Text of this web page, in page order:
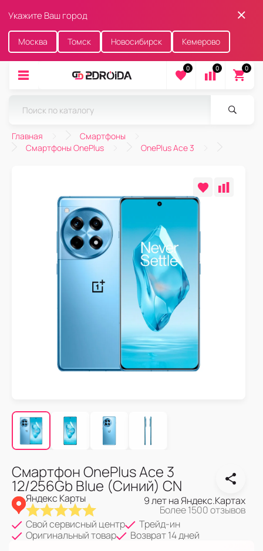
Укажите Ваш город
Москва Томск Новосибирск Кемерово
0 0 0
Главная
Смартфоны
Смартфоны OnePlus
OnePlus Ace 3
Смартфон OnePlus Ace 3
12/256Gb Blue (Синий) CN
Яндекс Карты 9 лет на Яндекс.Картах
Более 1500 отзывов
Свой сервисный центр
Трейд-ин
Оригинальный товар
Возврат 14 дней